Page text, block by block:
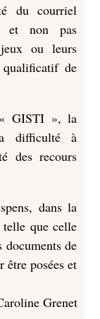
du courriel
et non pas
jeux ou leurs
de
GISTI », la
difficulté à
des recours
dans la
que celle
documents de
être posées et
Grenet